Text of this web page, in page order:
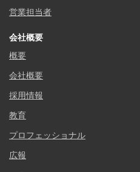
営業担当者
会社概要
概要
会社概要
採用情報
教育
プロフェッショナル
広報